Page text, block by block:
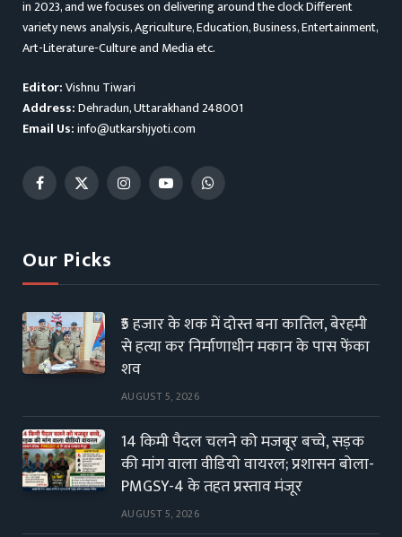
in 2023, and we focuses on delivering around the clock Different
variety news analysis, Agriculture, Education, Business, Entertainment,
Art-Literature-Culture and Media etc.
Editor:Vishnu Tiwari
Address:Dehradun, Uttarakhand 248001
Email Us:info@utkarshjyoti.com
Facebook
X
InstagramYouTubeWhatsApp
Our Picks
₹5 हजार के शक में दोस्त बना कातिल, बेरहमी
से हत्या कर निर्माणाधीन मकान के पास फेंका
शव
AUGUST 5, 2026
14 किमी पैदल चलने को मजबूर बच्चे, सड़क
की मांग वाला वीडियो वायरल; प्रशासन बोला-
PMGSY-4 के तहत प्रस्ताव मंजूर
AUGUST 5, 2026